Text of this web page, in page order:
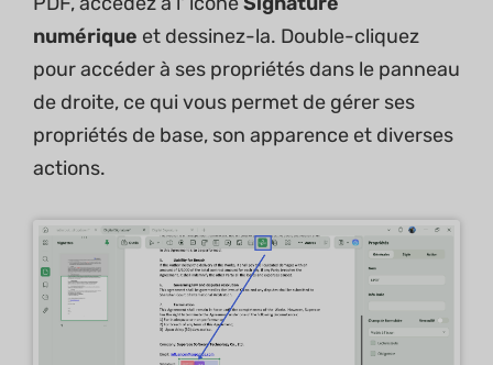
numérique et dessinez-la. Double-cliquez
pour accéder à ses propriétés dans le panneau
de droite, ce qui vous permet de gérer ses
propriétés de base, son apparence et diverses
actions.